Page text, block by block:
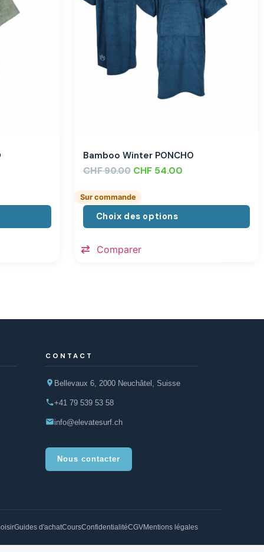
Bamboo Winter PONCHO
CHF90.00 CHF54.00
Sur commande
Choix des options
Comparer
CONTACT
Bellevaux 6, 2000 Neuchâtel, Suisse
+41 79 539 53 58
info@elevatesurf.ch
Nous contacter
Guides d'achatCoursConfidentialitéCGVMentions légales